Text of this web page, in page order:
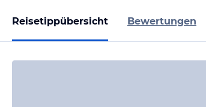
Reisetippübersicht Bewertungen